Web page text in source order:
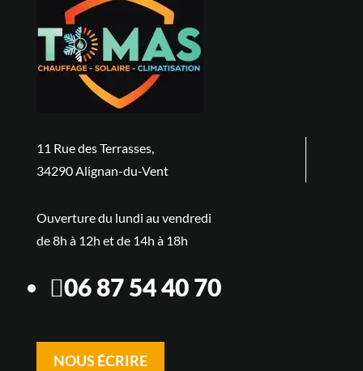
11 Rue des Terrasses,
34290 Alignan-du-Vent
Ouverture du lundi au vendredi
de 8h à 12h et de 14h à 18h
06 87 54 40 70
NOUS ÉCRIRE